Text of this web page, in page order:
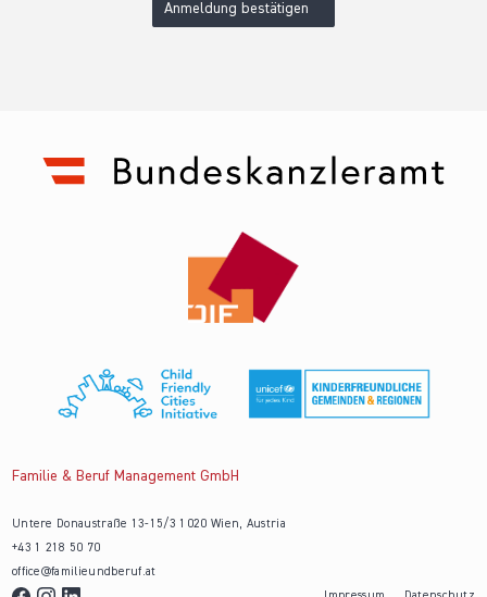
Anmeldung bestätigen
Familie & Beruf Management GmbH
Untere Donaustraße 13-15/3 1020 Wien, Austria
+43 1 218 50 70
office@familieundberuf.at